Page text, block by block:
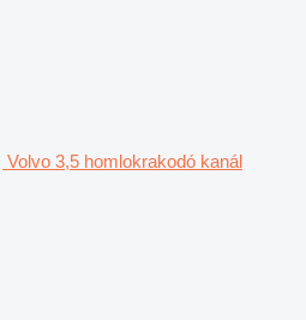
Volvo 3,5 homlokrakodó kanál